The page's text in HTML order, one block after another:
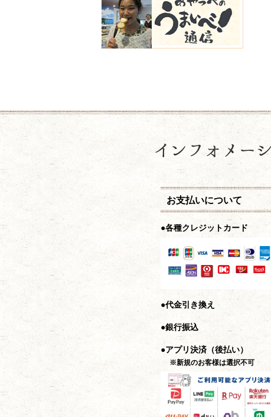
お支払いについて
●各種クレジットカード
●代金引き換え
●銀行振込
●アプリ決済（後払い）
※新規のお客様は選択不可